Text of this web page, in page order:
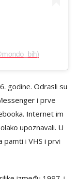
godine. Odrasli su
i prve
Internet im
upoznavali. U
pamti i VHS i prvi